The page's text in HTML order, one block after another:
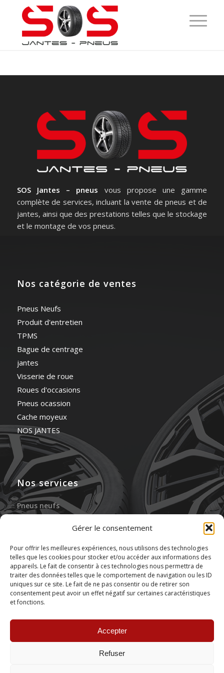
Gérer le consentement
Pour offrir les meilleures expériences, nous utilisons des technologies
telles que les cookies pour stocker et/ou accéder aux informations des
appareils. Le fait de consentir à ces technologies nous permettra de
traiter des données telles que le comportement de navigation ou les ID
uniques sur ce site. Le fait de ne pas consentir ou de retirer son
consentement peut avoir un effet négatif sur certaines caractéristiques
et fonctions.
Accepter
Refuser
SOS Jantes – pneus vous propose une gamme
complète de services, incluant la vente de pneus et de
jantes, ainsi que des prestations telles que le stockage
et le montage de vos pneus.
Nos catégorie de ventes
Pneus Neufs
Produit d'entretien
TPMS
Bague de centrage
jantes
Visserie de roue
Roues d'occasions
Pneus ocassion
Cache moyeux
NOS JANTES
Nos services
Pneus neufs
Gonflage à l’azote
Réparation des pneus
Stockage de pneus
Montage de pneus